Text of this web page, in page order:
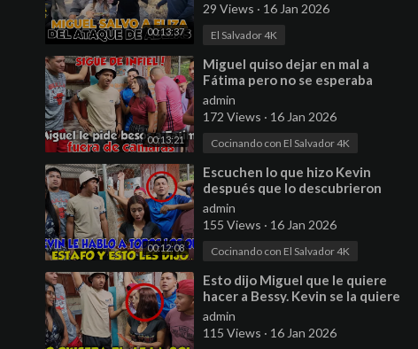
00:13:37
29 Views · 16 Jan 2026
El Salvador 4K
00:13:21
⁣Miguel quiso dejar en mal a
Fátima pero no se esperaba
esto. Que pálida anda Bessy.
Parte 1
admin
172 Views · 16 Jan 2026
Cocinando con El Salvador 4K
00:12:08
⁣Escuchen lo que hizo Kevin
después que lo descubrieron
que es estafador. Daysi tiene
algo de Sapo P2
admin
155 Views · 16 Jan 2026
Cocinando con El Salvador 4K
⁣Esto dijo Miguel que le quiere
hacer a Bessy. Kevin se la quiere
llevar de vivo. P 3
admin
115 Views · 16 Jan 2026